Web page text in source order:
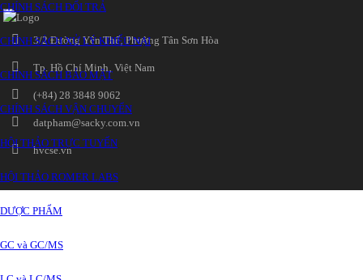
CHÍNH SÁCH ĐỔI TRẢ
CHÍNH SÁCH XỬ LÝ KHIẾU NẠI
CHÍNH SÁCH BẢO MẬT
CHÍNH SÁCH VẬN CHUYỂN
HỘI THẢO TRỰC TUYẾN
HỘI THẢO ROMER LABS
DƯỢC PHẨM
GC và GC/MS
3/2 Đường Yên Thế‚ Phường Tân Sơn Hòa
Tp. Hồ Chí Minh‚ Việt Nam
(+84) 28 3848 9062
datpham@sacky.com.vn
hvcse.vn